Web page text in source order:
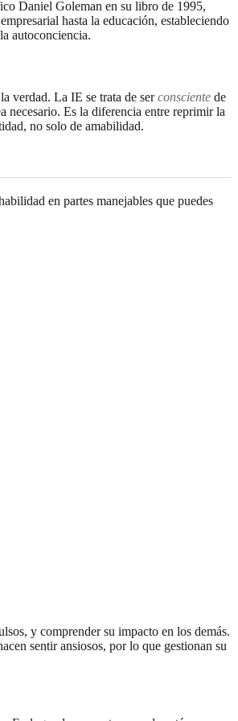
Daniel Goleman en su libro de 1995,
hasta la educación, estableciendo
autoconciencia.
verdad. La IE se trata de serconsciente de
necesario. Es la diferencia entre reprimir la
no solo de amabilidad.
en partes manejables que puedes
y comprender su impacto en los demás.
sentir ansiosos, por lo que gestionan su